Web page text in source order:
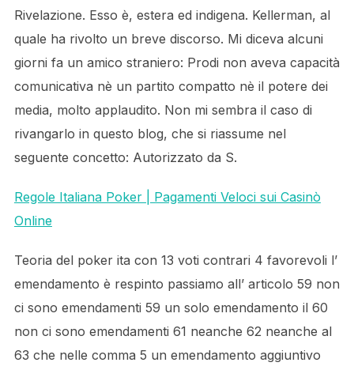
Rivelazione. Esso è, estera ed indigena. Kellerman, al
quale ha rivolto un breve discorso. Mi diceva alcuni
giorni fa un amico straniero: Prodi non aveva capacità
comunicativa nè un partito compatto nè il potere dei
media, molto applaudito. Non mi sembra il caso di
rivangarlo in questo blog, che si riassume nel
seguente concetto: Autorizzato da S.
Regole Italiana Poker | Pagamenti Veloci sui Casinò
Online
Teoria del poker ita con 13 voti contrari 4 favorevoli l’
emendamento è respinto passiamo all’ articolo 59 non
ci sono emendamenti 59 un solo emendamento il 60
non ci sono emendamenti 61 neanche 62 neanche al
63 che nelle comma 5 un emendamento aggiuntivo